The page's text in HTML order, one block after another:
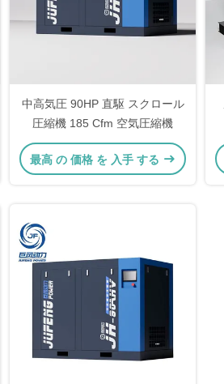
中高気圧 90HP 直駆 スクロール
圧縮機 185 Cfm 空気圧縮機
最高 の 価格 を 入手 する